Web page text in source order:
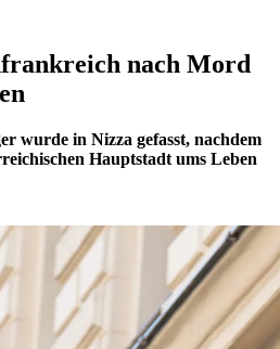
nach Mord
wurde in Nizza gefasst, nachdem
Hauptstadt ums Leben